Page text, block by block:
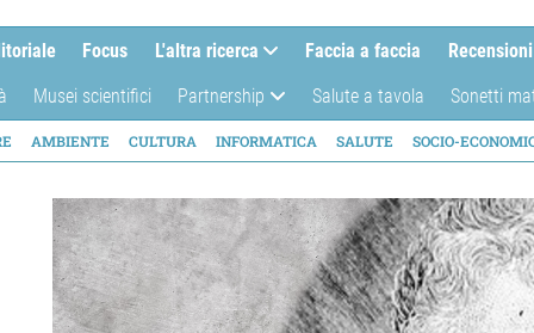
Focus L'altra ricerca Faccia a faccia Recensioni
Musei scientifici Partnership Salute a tavola Sonetti
AMBIENTE CULTURA INFORMATICA SALUTE SOCIO-